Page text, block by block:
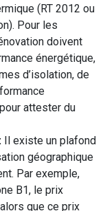
(RT 2012 ou
Pour les
doivent
énergétique,
d’isolation, de
attester du
Il existe un plafond
géographique
Par exemple,
B1, le prix
que ce prix